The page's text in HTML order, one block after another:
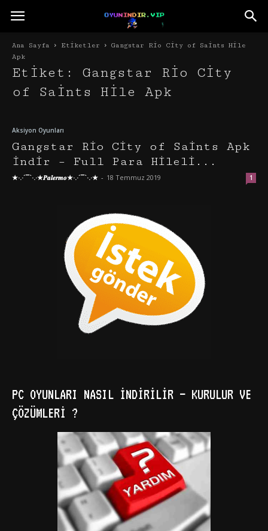
Ana Sayfa Etiketler
Gangstar Rio City of Saints Hile
Apk
Etiket: Gangstar Rio City
of Saints Hile Apk
Aksiyon Oyunları
Gangstar Rio City of Saints Apk
İndir – Full Para Hileli...
★·.·´¯`·.·★𝑷𝒂𝒍𝒆𝒓𝒎𝒐★·.·´¯`·.·★ - 18 Temmuz 2019 1
PC OYUNLARI NASIL İNDIRILIR – KURULUR VE
ÇÖZÜMLERI ?